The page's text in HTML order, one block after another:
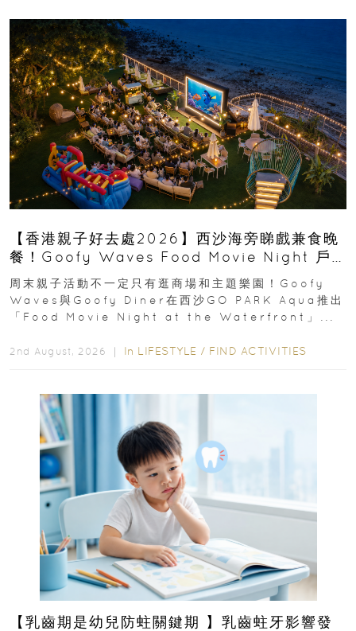
【香港親子好去處2026】西沙海旁睇戲兼食晚
餐！Goofy Waves Food Movie Night 戶
外影院逢週末登場
周末親子活動不一定只有逛商場和主題樂園！Goofy
Waves與Goofy Diner在西沙GO PARK Aqua推出
「Food Movie Night at the Waterfront」...
2nd August, 2026 ｜ In LIFESTYLE / FIND ACTIVITIES
【乳齒期是幼兒防蛀關鍵期 】乳齒蛀牙影響發